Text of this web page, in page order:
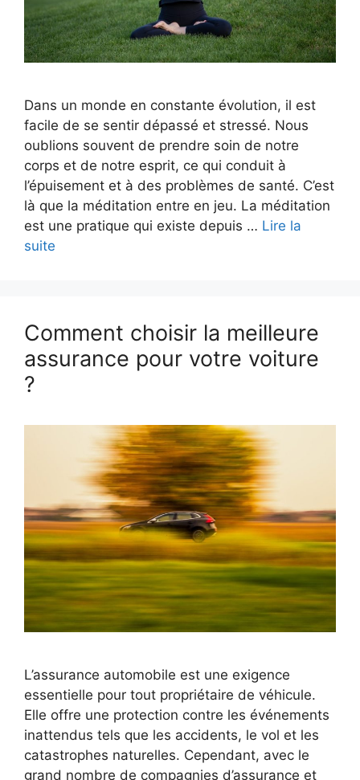
Dans un monde en constante évolution, il est
facile de se sentir dépassé et stressé. Nous
oublions souvent de prendre soin de notre
corps et de notre esprit, ce qui conduit à
l’épuisement et à des problèmes de santé. C’est
là que la méditation entre en jeu. La méditation
est une pratique qui existe depuis … Lire la
suite
Comment choisir la meilleure
assurance pour votre voiture
?
L’assurance automobile est une exigence
essentielle pour tout propriétaire de véhicule.
Elle offre une protection contre les événements
inattendus tels que les accidents, le vol et les
catastrophes naturelles. Cependant, avec le
grand nombre de compagnies d’assurance et